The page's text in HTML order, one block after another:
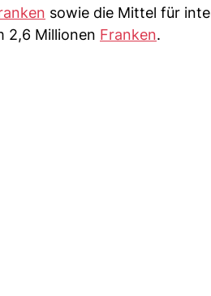
sowie die Mittel für
2,6 Millionen Franken.